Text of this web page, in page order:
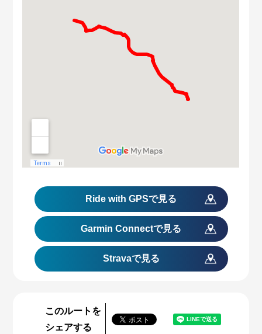
Ride with GPSで見る
Garmin Connectで見る
Stravaで見る
このルートを
シェアする